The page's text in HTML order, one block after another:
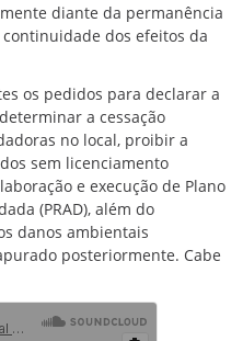
diante da permanência
dos efeitos da
os pedidos para declarar a
a cessação
no local, proibir a
sem licenciamento
e execução de Plano
(PRAD), além do
danos ambientais
posteriormente. Cabe